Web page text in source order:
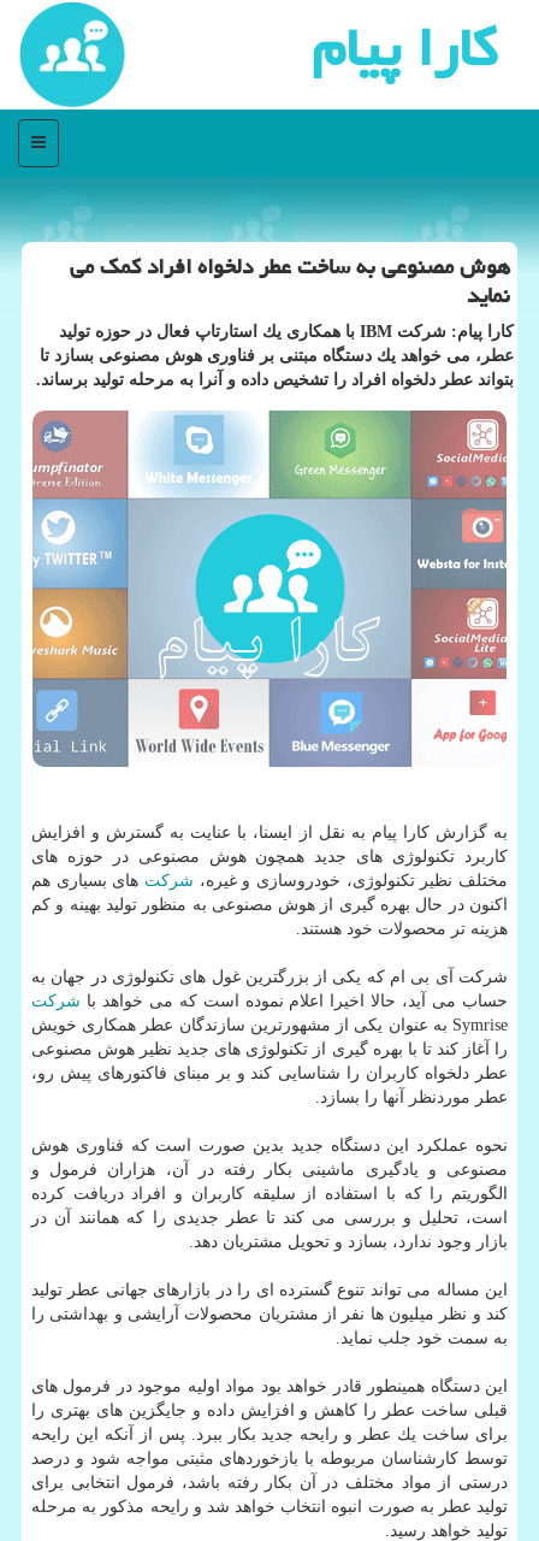
كارا پیام
منو
هوش مصنوعی به ساخت عطر دلخواه افراد كمك می
نماید
كارا پیام: شركت IBM با همكاری یك استارتاپ فعال در حوزه تولید
عطر، می خواهد یك دستگاه مبتنی بر فناوری هوش مصنوعی بسازد تا
بتواند عطر دلخواه افراد را تشخیص داده و آنرا به مرحله تولید برساند.
به گزارش كارا پیام به نقل از ایسنا، با عنایت به گسترش و افزایش
كاربرد تكنولوژی های جدید همچون هوش مصنوعی در حوزه های
مختلف نظیر تكنولوژی، خودروسازی و غیره، شركت های بسیاری هم
اكنون در حال بهره گیری از هوش مصنوعی به منظور تولید بهینه و كم
هزینه تر محصولات خود هستند.
شركت آی بی ام كه یكی از بزرگترین غول های تكنولوژی در جهان به
حساب می آید، حالا اخیرا اعلام نموده است كه می خواهد با شركت
Symrise به عنوان یكی از مشهورترین سازندگان عطر همكاری خویش
را آغاز كند تا با بهره گیری از تكنولوژی های جدید نظیر هوش مصنوعی
عطر دلخواه كاربران را شناسایی كند و بر مبنای فاكتورهای پیش رو،
عطر موردنظر آنها را بسازد.
نحوه عملكرد این دستگاه جدید بدین صورت است كه فناوری هوش
مصنوعی و یادگیری ماشینی بكار رفته در آن، هزاران فرمول و
الگوریتم را كه با استفاده از سلیقه كاربران و افراد دریافت كرده
است، تحلیل و بررسی می كند تا عطر جدیدی را كه همانند آن در
بازار وجود ندارد، بسازد و تحویل مشتریان دهد.
این مساله می تواند تنوع گسترده ای را در بازارهای جهانی عطر تولید
كند و نظر میلیون ها نفر از مشتریان محصولات آرایشی و بهداشتی را
به سمت خود جلب نماید.
این دستگاه همینطور قادر خواهد بود مواد اولیه موجود در فرمول های
قبلی ساخت عطر را كاهش و افزایش داده و جایگزین های بهتری را
برای ساخت یك عطر و رایحه جدید بكار ببرد. پس از آنكه این رایحه
توسط كارشناسان مربوطه با بازخوردهای مثبتی مواجه شود و درصد
درستی از مواد مختلف در آن بكار رفته باشد، فرمول انتخابی برای
تولید عطر به صورت انبوه انتخاب خواهد شد و رایحه مذكور به مرحله
تولید خواهد رسید.